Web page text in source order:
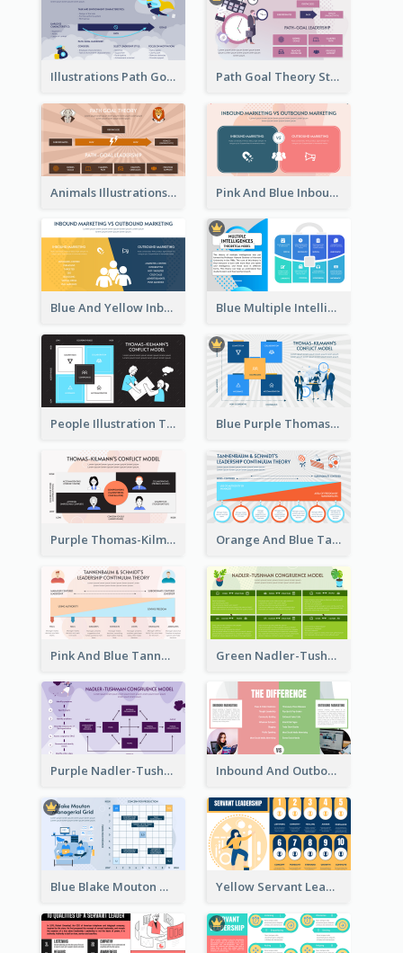
Illustrations Path Goal Theory Strategic Analysis Path Goal Theory Strategic Analysis
Animals Illustrations Path Goal Theory Strategic Analysis Pink And Blue Inbound Marketing vs Outbound marketing Strategic Analysis
Blue And Yellow Inbound Marketing vs Outbound marketing Strategic Analysis Blue Multiple Intelligences Theory Strategic Analysis
People Illustration Thomas-Kilmann’s Conflict Model Strategic Analysis Blue Purple Thomas-Kilmann’s Conflict Model Strategic Analysis
Purple Thomas-Kilmann’s Conflict Model Strategic Analysis Orange And Blue Tannenbaum & Schmidt’s Leadership Continuum Theory Strategic Analysis
Pink And Blue Tannenbaum & Schmidt’s Leadership Continuum Theory Strategic Analysis Green Nadler-Tushman Congruence Model Strategic Analysis
Purple Nadler-Tushman congruence model Strategic Analysis Inbound And Outbound Strategic Analysis
Blue Blake Mouton Managerial Grid Strategic Analysis Yellow Servant Leadership Strategic Analysis